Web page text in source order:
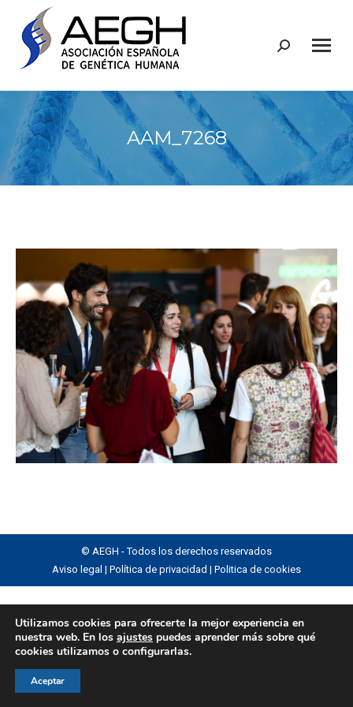
Buscar:
AAM_7268
© AEGH - Todos los derechos reservados
Aviso legal | Política de privacidad | Politica de cookies
Utilizamos cookies para ofrecerte la mejor experiencia en
nuestra web. En los ajustes puedes aprender más sobre qué
cookies utilizamos o configurarlas.
Aceptar